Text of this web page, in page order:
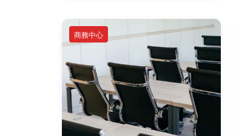
商務中心